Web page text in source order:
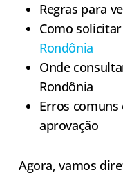
Regras para
Como
Rondônia
Onde
Rondônia
Erros
aprovação
Agora, vamos